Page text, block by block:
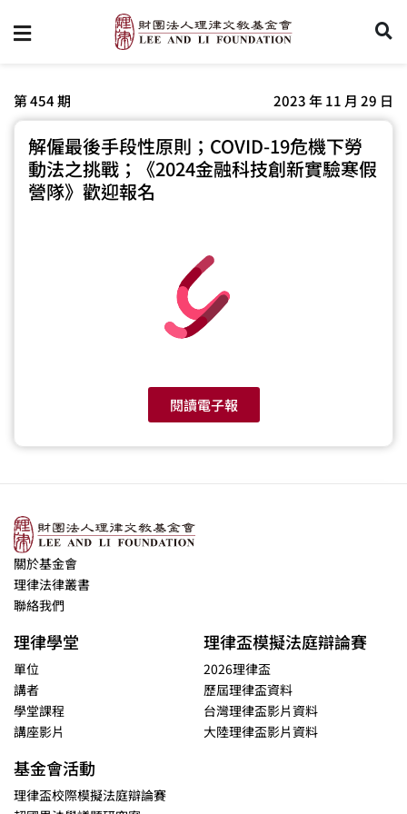
第 454 期 2023 年 11 月 29 日
解僱最後手段性原則；COVID-19危機下勞
動法之挑戰；《2024金融科技創新實驗寒假
營隊》歡迎報名
閱讀電子報
關於基金會
理律法律叢書
聯絡我們
理律學堂
單位
講者
學堂課程
講座影片
理律盃模擬法庭辯論賽
2026理律盃
歷屆理律盃資料
台灣理律盃影片資料
大陸理律盃影片資料
基金會活動
理律盃校際模擬法庭辯論賽